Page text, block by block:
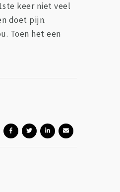
keer niet veel
doet pijn.
Toen het een